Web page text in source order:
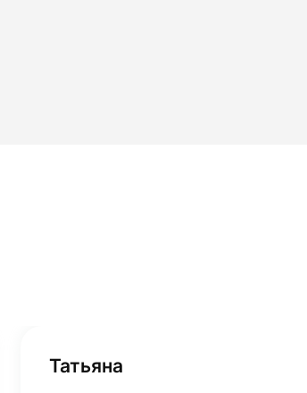
Татьяна